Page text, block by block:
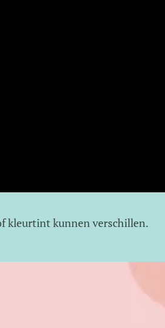
kleurtint kunnen verschillen.